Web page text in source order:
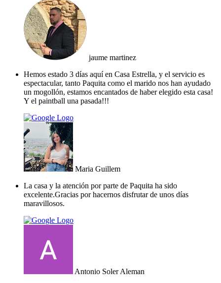
jaume martinez
Hemos estado 3 días aquí en Casa Estrella, y el servicio es
espectacular, tanto Paquita como el marido nos han ayudado
un mogollón, estamos encantados de haber elegido esta casa!
Y el paintball una pasada!!!
Maria Guillem
La casa y la atención por parte de Paquita ha sido
excelente.Gracias por hacernos disfrutar de unos días
maravillosos.
Antonio Soler Aleman